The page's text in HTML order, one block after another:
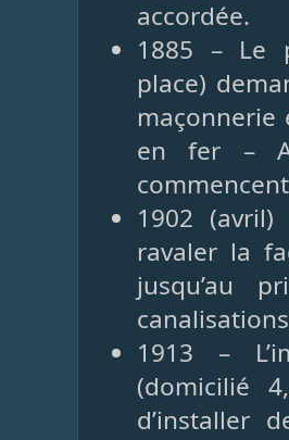
accordée.
1885 – Le
place)
en fer –
1902
ravaler la
jusqu’au
1913 –
(domicilié
d’installer